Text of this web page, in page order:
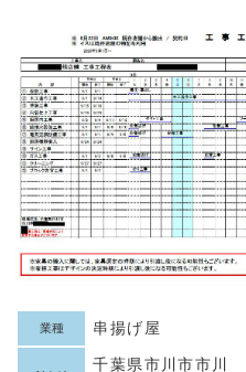
業種 串揚げ屋
千葉県市川市市川